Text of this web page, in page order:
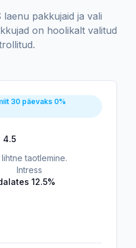
pakkujaid ja vali
on hoolikalt valitud
30 päevaks 0%
4.5
taotlemine.
Intress
alates 12.5%